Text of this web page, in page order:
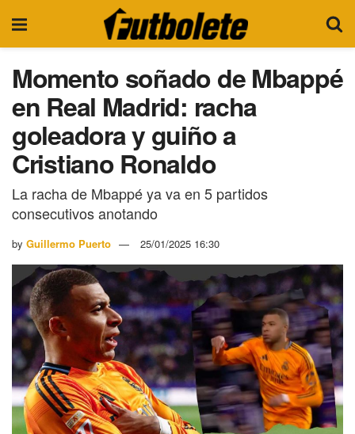
Momento soñado de Mbappé
en Real Madrid: racha
goleadora y guiño a
Cristiano Ronaldo
La racha de Mbappé ya va en 5 partidos
consecutivos anotando
by Guillermo Puerto 25/01/2025 16:30